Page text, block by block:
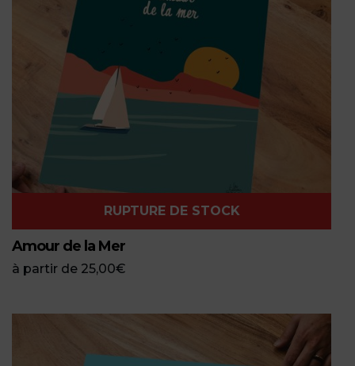
RUPTURE DE STOCK
Amour de la Mer
à partir de 25,00€